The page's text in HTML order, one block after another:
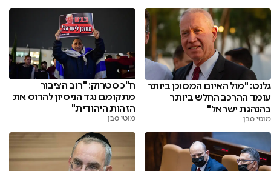
גלנט: "מול האיום המסוכן ביותר
עומד ההרכב החלש ביותר
בהנהגת ישראל"
מוטי סבן
ח"כ סטרוק: "רוב הציבור
מתקומם נגד הניסיון להרוס את
הזהות היהודית"
מוטי סבן